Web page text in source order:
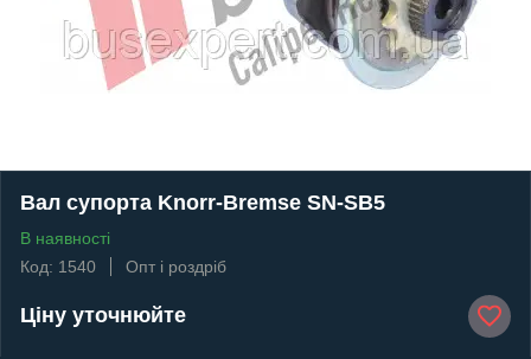
Вал супорта Knorr-Bremse SN-SB5
В наявності
Код: 1540
Опт і роздріб
Ціну уточнюйте